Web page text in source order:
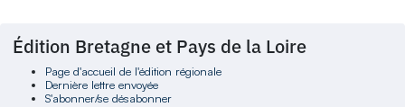
Édition Bretagne et Pays de la Loire
Page d'accueil de l'édition régionale
Dernière lettre envoyée
S'abonner/se désabonner